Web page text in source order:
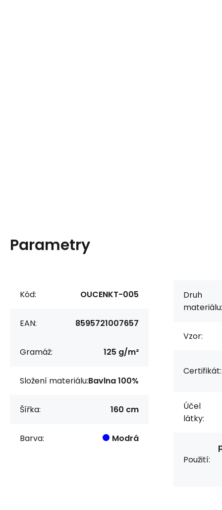
Parametry
Kód: OUCENKT-005
EAN: 8595721007657
Gramáž: 125 g/m²
Složení materiálu:Bavlna 100%
Šířka: 160 cm
Barva: Modrá
Druh
materiálu:
Vzor:
Certifikát:
Účel
látky:
Použití: